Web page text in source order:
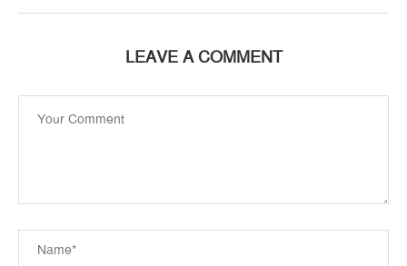
LEAVE A COMMENT